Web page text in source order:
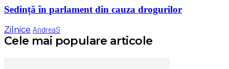
Sedință în parlament din cauza drogurilor
Zilnice AndreaS
Cele mai populare articole